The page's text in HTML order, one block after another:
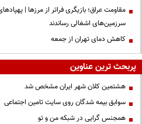
مقاومت عراق؛ بازیگری فراتر از مرزها |
سرزمین‌های اشغالی رساندند
کاهش دمای تهران از جمعه
پربحث ترین عناوین
هشتمین کلان شهر ایران مشخص شد
سوابق بیمه شدگان روی سایت تامین اجتماعی
همجنس گرایی در شبکه من و تو